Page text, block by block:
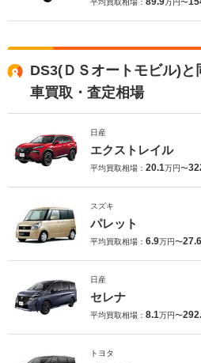
平均買取相場： 万円〜
DS3(ＤＳオートモビル)
車買取・査定相場
日産
エクストレイル
平均買取相場： 20.1万円〜
スズキ
パレット
平均買取相場： 6.9万円〜27.6
日産
セレナ
平均買取相場： 8.1万円〜
トヨタ